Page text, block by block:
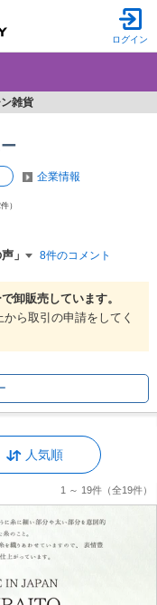
ログイン
企業情報
）
」 8件のコメント
卸販売しています。
ら取引の申請をしてく
雑貨
人気順
1 ～ 19件 （全19件）